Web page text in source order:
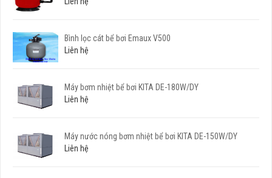
Bình lọc cát bể bơi Emaux V500
Liên hệ
Máy bơm nhiệt bể bơi KITA DE-180W/DY
Liên hệ
Máy nước nóng bơm nhiệt bể bơi KITA DE-150W/DY
Liên hệ